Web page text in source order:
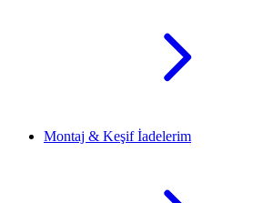
Montaj & Keşif İadelerim